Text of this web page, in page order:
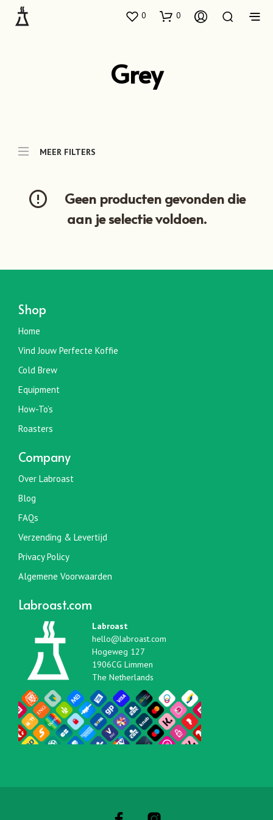
0 0
Grey
MEER FILTERS
Geen producten gevonden die
aan je selectie voldoen.
Shop
Home
Vind Jouw Perfecte Koffie
Cold Brew
Equipment
How-To’s
Roasters
Company
Over Labroast
Blog
FAQs
Verzending & Levertijd
Privacy Policy
Algemene Voorwaarden
Labroast.com
Labroast
hello@labroast.com
Hogeweg 127
1906CG Limmen
The Netherlands